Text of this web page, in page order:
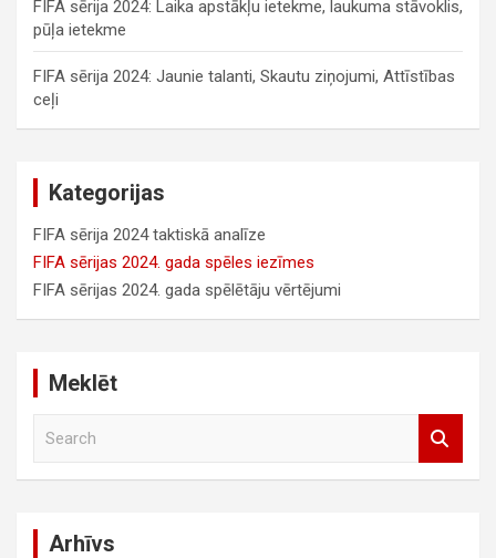
FIFA sērija 2024: Laika apstākļu ietekme, laukuma stāvoklis,
pūļa ietekme
FIFA sērija 2024: Jaunie talanti, Skautu ziņojumi, Attīstības
ceļi
Kategorijas
FIFA sērija 2024 taktiskā analīze
FIFA sērijas 2024. gada spēles iezīmes
FIFA sērijas 2024. gada spēlētāju vērtējumi
Meklēt
Arhīvs